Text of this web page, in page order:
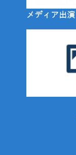
メディア出演